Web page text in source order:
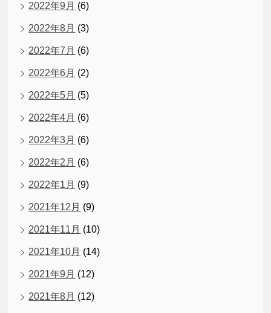
2022年9月 (6)
2022年8月 (3)
2022年7月 (6)
2022年6月 (2)
2022年5月 (5)
2022年4月 (6)
2022年3月 (6)
2022年2月 (6)
2022年1月 (9)
2021年12月 (9)
2021年11月 (10)
2021年10月 (14)
2021年9月 (12)
2021年8月 (12)